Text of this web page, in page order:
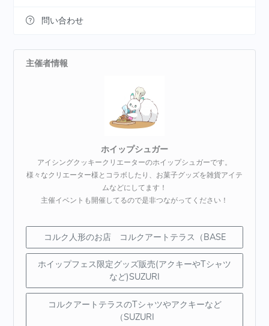
問い合わせ
主催者情報
ホイップシュガー
アイシングクッキークリエーターのホイップシュガーです。
様々なクリエーター様とコラボしたり、お菓子グッズを雑貨アイテ
ムなどにしてます！
主催イベントも開催してるので是非つながってください！
コルク人形のお店 コルクアートテラス（BASE
ホイップフェス限定グッズ販売(アクキーやTシャツ
など)SUZURI
コルクアートテラスのTシャツやアクキーなど
（SUZURI